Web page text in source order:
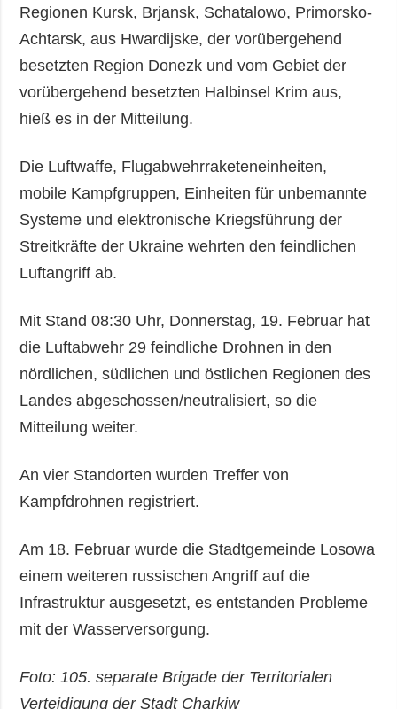
Regionen Kursk, Brjansk, Schatalowo, Primorsko-
Achtarsk, aus Hwardijske, der vorübergehend
besetzten Region Donezk und vom Gebiet der
vorübergehend besetzten Halbinsel Krim aus,
hieß es in der Mitteilung.
Die Luftwaffe, Flugabwehrraketeneinheiten,
mobile Kampfgruppen, Einheiten für unbemannte
Systeme und elektronische Kriegsführung der
Streitkräfte der Ukraine wehrten den feindlichen
Luftangriff ab.
Mit Stand 08:30 Uhr, Donnerstag, 19. Februar hat
die Luftabwehr 29 feindliche Drohnen in den
nördlichen, südlichen und östlichen Regionen des
Landes abgeschossen/neutralisiert, so die
Mitteilung weiter.
An vier Standorten wurden Treffer von
Kampfdrohnen registriert.
Am 18. Februar wurde die Stadtgemeinde Losowa
einem weiteren russischen Angriff auf die
Infrastruktur ausgesetzt, es entstanden Probleme
mit der Wasserversorgung.
Foto: 105. separate Brigade der Territorialen
Verteidigung der Stadt Charkiw